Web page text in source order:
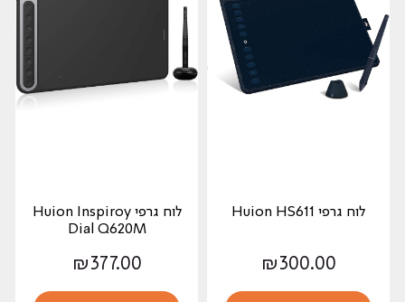
לוח גרפי Huion HS611
₪ 300.00
לוח גרפי Huion Inspiroy
Dial Q620M
₪ 377.00